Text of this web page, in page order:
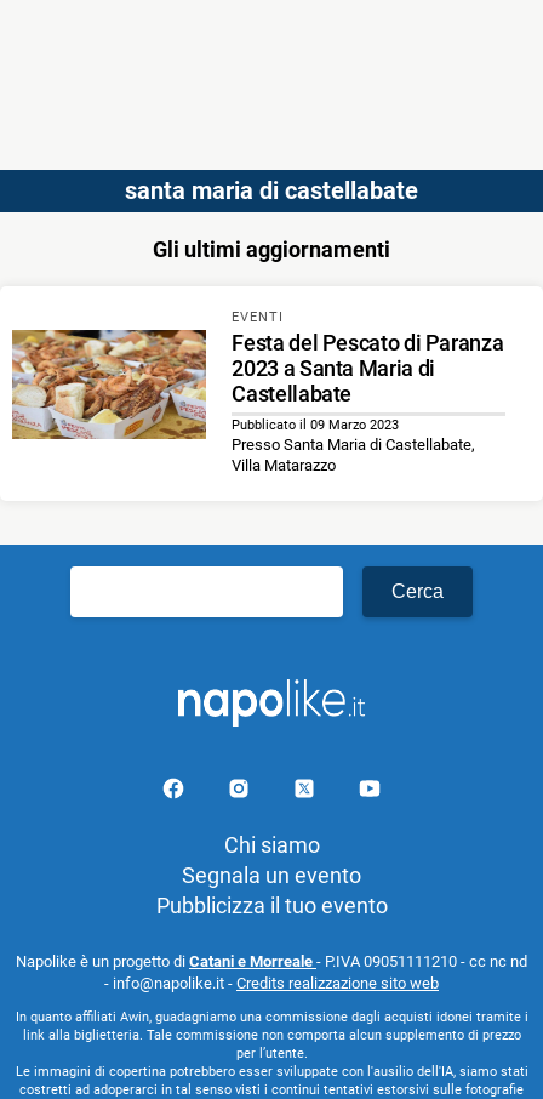
santa maria di castellabate
Gli ultimi aggiornamenti
EVENTI
Festa del Pescato di Paranza
2023 a Santa Maria di
Castellabate
Pubblicato il 09 Marzo 2023
Presso Santa Maria di Castellabate,
Villa Matarazzo
per:
Chi siamo
Segnala un evento
Pubblicizza il tuo evento
Napolike è un progetto di Catani e Morreale - P.IVA 09051111210 - cc nc nd
- info@napolike.it - Credits realizzazione sito web
In quanto affiliati Awin, guadagniamo una commissione dagli acquisti idonei tramite i
link alla biglietteria. Tale commissione non comporta alcun supplemento di prezzo
per l’utente.
Le immagini di copertina potrebbero esser sviluppate con l'ausilio dell'IA, siamo stati
costretti ad adoperarci in tal senso visti i continui tentativi estorsivi sulle fotografie